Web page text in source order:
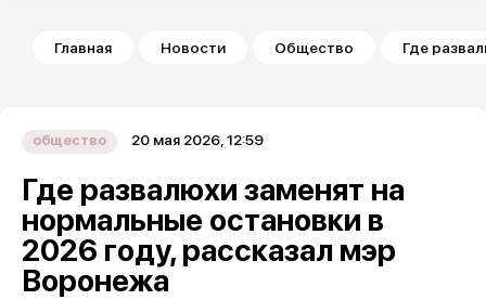
Строка навигации
Главная Новости Общество Где
общество 20 мая 2026, 12:59
Где развалюхи заменят на
нормальные остановки в
2026 году, рассказал мэр
Воронежа